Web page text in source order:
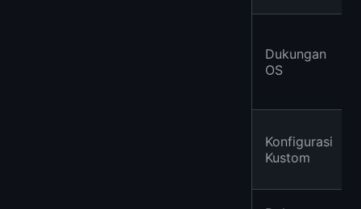
Dukungan
OS
Konfigurasi
Kustom